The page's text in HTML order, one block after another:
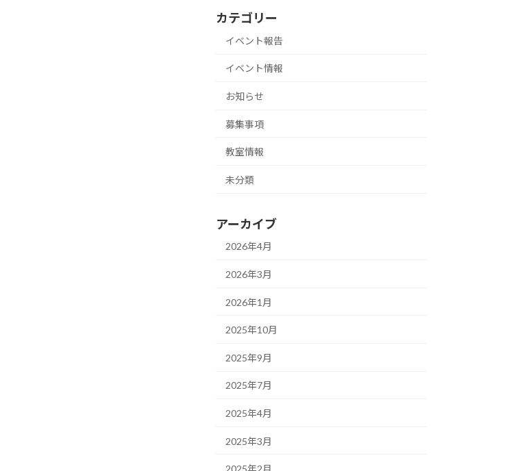
カテゴリー
イベント報告
イベント情報
お知らせ
募集事項
教室情報
未分類
アーカイブ
2026年4月
2026年3月
2026年1月
2025年10月
2025年9月
2025年7月
2025年4月
2025年3月